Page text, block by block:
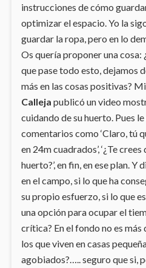
instrucciones de cómo
optimizar el espacio. Yo la
guardar la ropa, pero en lo
Os quería proponer una cosa:
que pase todo esto, dejamos
más en las cosas positivas?
Calleja publicó un video
cuidando de su huerto. Pues
comentarios como ‘Claro, tú
en 24m cuadrados’, ‘¿Te
huerto?’, en fin, en ese plan.
en el campo, si lo que ha
su propio esfuerzo, si lo que
una opción para ocupar el
crítica? En el fondo no es más
los que viven en casas
agobiados?….. seguro que si,